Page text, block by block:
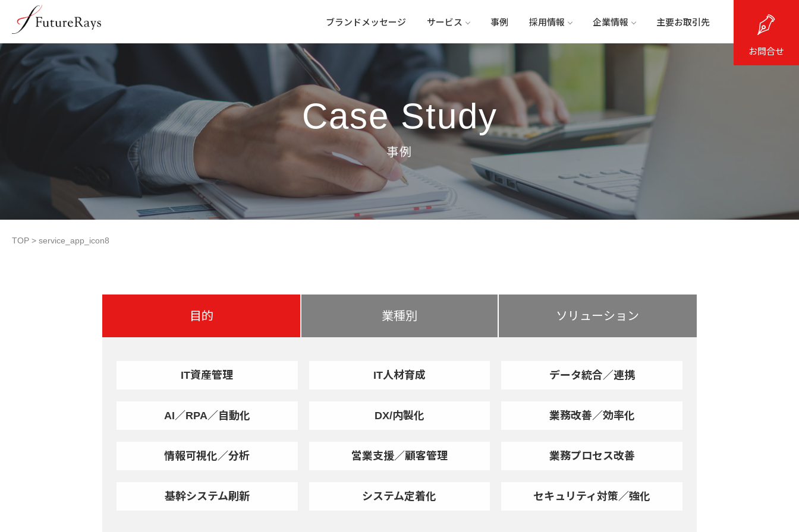
ブランドメッセージ サービス 事例 採用情報 企業情報 主要お取引先
お問合せ
Case Study
TOP > service_app_icon8
目的 業種別 ソリューション
IT資産管理 IT人材育成 データ統合／連携
AI／RPA／自動化 DX/内製化 業務改善／効率化
情報可視化／分析 営業支援／顧客管理 業務プロセス改善
基幹システム刷新 システム定着化 セキュリティ対策／強化